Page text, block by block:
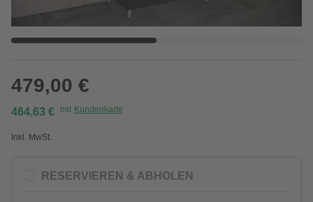
479,00 €
464,63 € mit Kundenkarte
Inkl. MwSt.
RESERVIEREN & ABHOLEN